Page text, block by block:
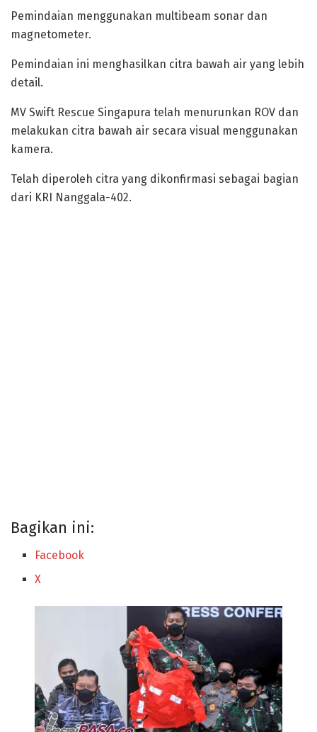
Pemindaian menggunakan multibeam sonar dan
magnetometer.
Pemindaian ini menghasilkan citra bawah air yang lebih
detail.
MV Swift Rescue Singapura telah menurunkan ROV dan
melakukan citra bawah air secara visual menggunakan
kamera.
Telah diperoleh citra yang dikonfirmasi sebagai bagian
dari KRI Nanggala-402.
Bagikan ini:
Facebook
X